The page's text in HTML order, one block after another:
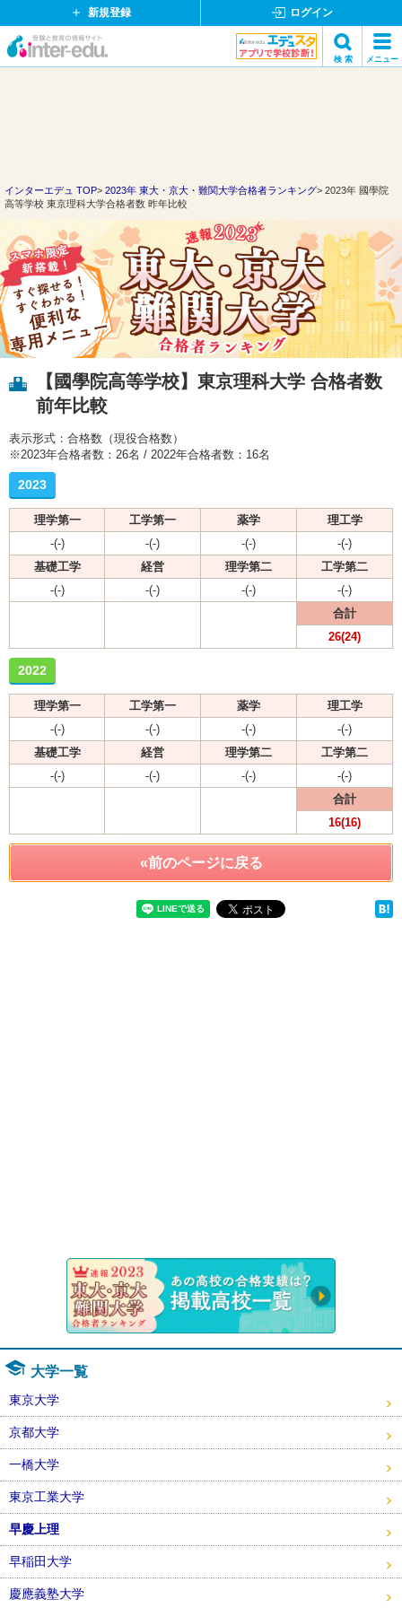
新規登録 ログイン
イ
ド
ッ
ト
コ
ム
検 索 メニュー
インターエデュ TOP 2023年 東大・京大・難関大学合格者ランキング
2023年 國學院
高等学校 東京理科大学合格者数 昨年比較
【國學院高等学校】東京理科大学 合格者数
前年比較
表示形式：合格数（現役合格数）
※2023年合格者数：26名 / 2022年合格者数：16名
2023
理学第一 工学第一 薬学
理工学
-(-)
-(-) -(-)
-(-)
基礎工学
経営 理学第二
工学第二
-(-)
-(-) -(-)
-(-)
合計
26(24)
2022
理学第一 工学第一 薬学
理工学
-(-)
-(-) -(-)
-(-)
基礎工学
経営 理学第二
工学第二
-(-)
-(-) -(-)
-(-)
合計
16(16)
«前のページに戻る
大学一覧
東京大学
京都大学
一橋大学
東京工業大学
早慶上理
早稲田大学
慶應義塾大学